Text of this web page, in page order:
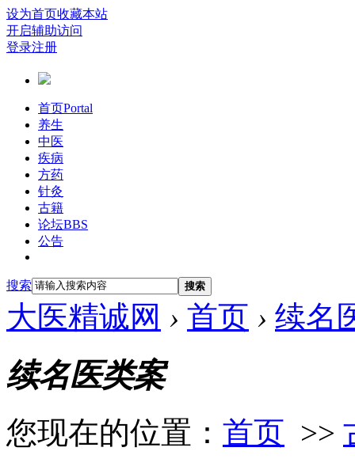
设为首页收藏本站
开启辅助访问
登录注册
首页Portal
养生
中医
疾病
方药
针灸
古籍
论坛BBS
公告
搜索 搜索
大医精诚网 › 首页 › 续名
续名医类案
您现在的位置： 首页 >>